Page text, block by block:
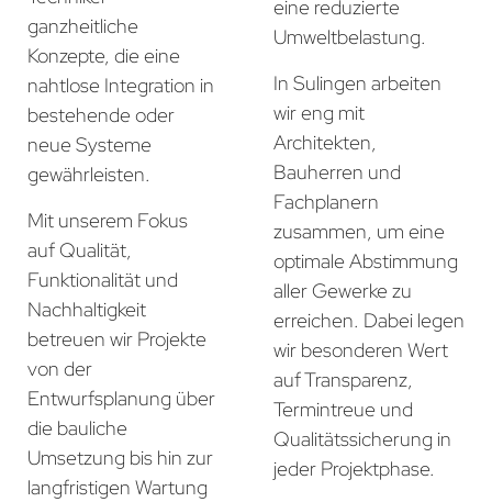
ganzheitliche
Konzepte, die eine
nahtlose Integration in
bestehende oder
neue Systeme
gewährleisten.
Mit unserem Fokus
auf Qualität,
Funktionalität und
Nachhaltigkeit
betreuen wir Projekte
von der
Entwurfsplanung über
die bauliche
Umsetzung bis hin zur
langfristigen Wartung
eine reduzierte
Umweltbelastung.
In Sulingen arbeiten
wir eng mit
Architekten,
Bauherren und
Fachplanern
zusammen, um eine
optimale Abstimmung
aller Gewerke zu
erreichen. Dabei legen
wir besonderen Wert
auf Transparenz,
Termintreue und
Qualitätssicherung in
jeder Projektphase.